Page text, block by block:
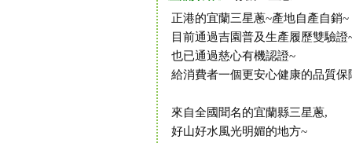
正港的宜蘭三星蔥~產地自產自銷~
目前通過吉園普及生產履歷雙驗證
也已通過慈心有機認證~
給消費者一個更安心健康的品質保
來自全國聞名的宜蘭縣三星蔥,
好山好水風光明媚的地方~